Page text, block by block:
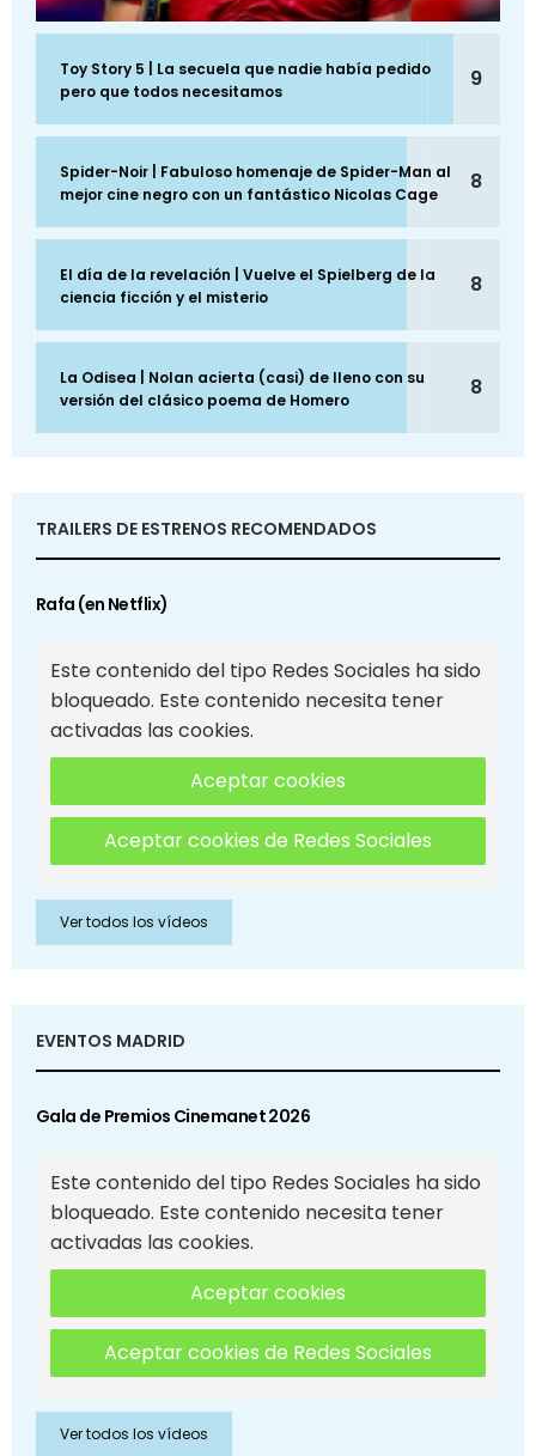
Toy Story 5 | La secuela que nadie había pedido
pero que todos necesitamos
9
Spider-Noir | Fabuloso homenaje de Spider-Man al
mejor cine negro con un fantástico Nicolas Cage
8
El día de la revelación | Vuelve el Spielberg de la
ciencia ficción y el misterio
8
La Odisea | Nolan acierta (casi) de lleno con su
versión del clásico poema de Homero
8
TRAILERS DE ESTRENOS RECOMENDADOS
Rafa (en Netflix)
Este contenido del tipo Redes Sociales ha sido
bloqueado. Este contenido necesita tener
activadas las cookies.
Aceptar cookies
Aceptar cookies de Redes Sociales
Ver todos los vídeos
EVENTOS MADRID
Gala de Premios Cinemanet 2026
Este contenido del tipo Redes Sociales ha sido
bloqueado. Este contenido necesita tener
activadas las cookies.
Aceptar cookies
Aceptar cookies de Redes Sociales
Ver todos los vídeos